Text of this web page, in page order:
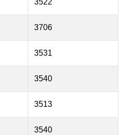
3522
3706
3531
3540
3513
3540